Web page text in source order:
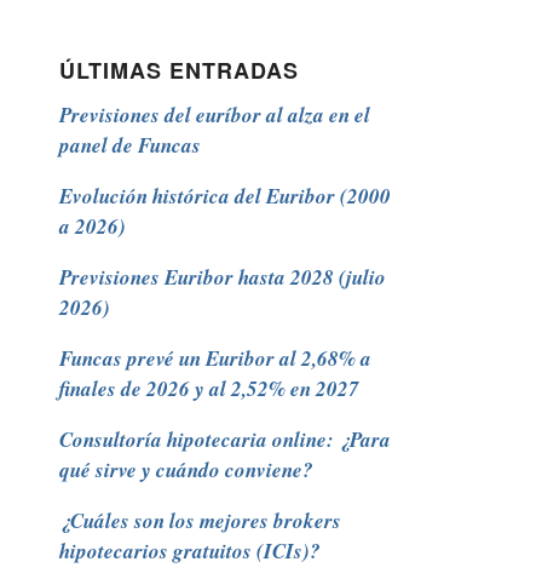
ÚLTIMAS ENTRADAS
Previsiones del euríbor al alza en el
panel de Funcas
Evolución histórica del Euribor (2000
a 2026)
Previsiones Euribor hasta 2028 (julio
2026)
Funcas prevé un Euribor al 2,68% a
finales de 2026 y al 2,52% en 2027
Consultoría hipotecaria online: ¿Para
qué sirve y cuándo conviene?
¿Cuáles son los mejores brokers
hipotecarios gratuitos (ICIs)?